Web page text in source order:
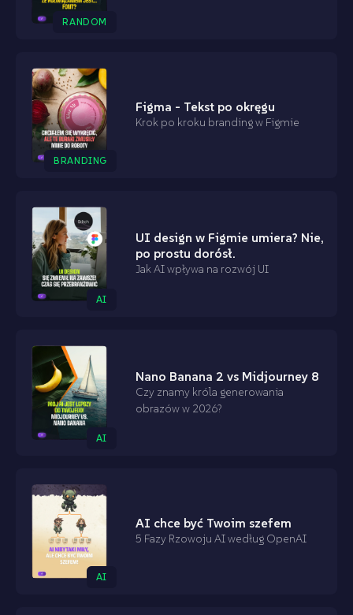
RANDOM
BRANDING
Figma - Tekst po okręgu
Krok po kroku branding w Figmie
AI
UI design w Figmie umiera? Nie,
po prostu dorósł.
Jak AI wpływa na rozwój UI
AI
Nano Banana 2 vs Midjourney 8
Czy znamy króla generowania
obrazów w 2026?
AI
AI chce być Twoim szefem
5 Fazy Rzowoju AI według OpenAI